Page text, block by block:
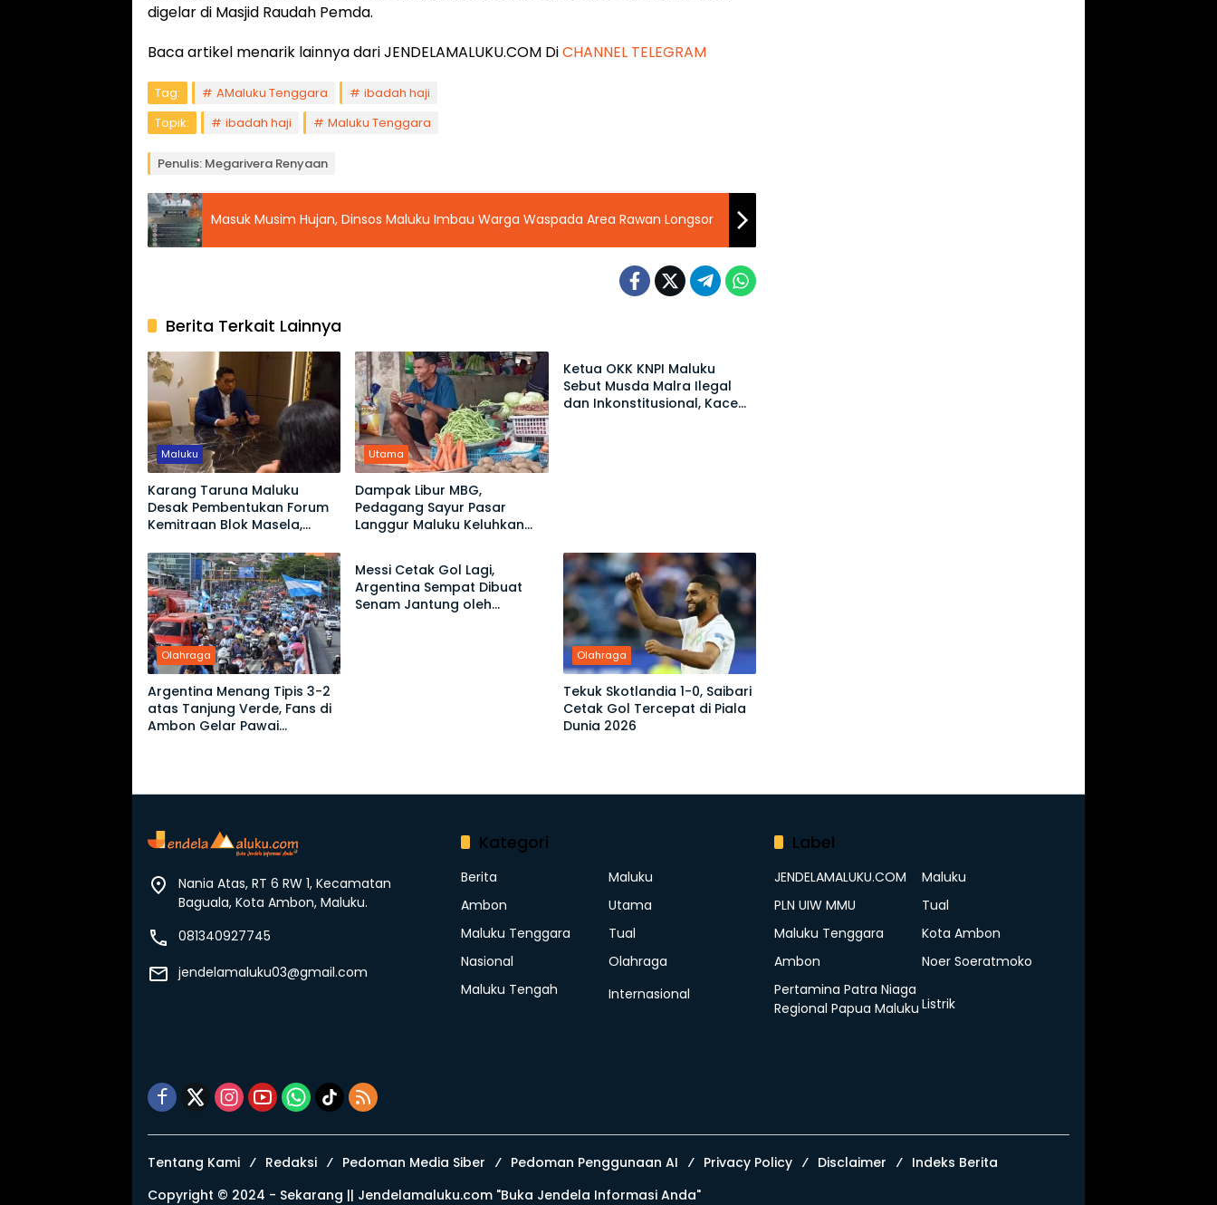
digelar di Masjid Raudah Pemda.
Baca artikel menarik lainnya dari JENDELAMALUKU.COM DiCHANNEL TELEGRAM
Tag: AMaluku Tenggara
ibadah haji
Topik:
ibadah haji Maluku Tenggara
Penulis: Megarivera Renyaan
Masuk Musim Hujan, Dinsos Maluku Imbau Warga Waspada Area Rawan Longsor
Berita Terkait Lainnya
Maluku
Karang Taruna Maluku
Desak Pembentukan Forum
Kemitraan Blok Masela,
Sekadar Jadi Penonton
Utama
Dampak Libur MBG,
Pedagang Sayur Pasar
Langgur Maluku Keluhkan
Ketua OKK KNPI Maluku
Sebut Musda Malra Ilegal
dan Inkonstitusional, Kace
Olahraga
Argentina Menang Tipis 3-2
atas Tanjung Verde, Fans di
Ambon Gelar Pawai
Olahraga
Messi Cetak Gol Lagi,
Argentina Sempat Dibuat
Senam Jantung oleh
Olahraga
Tekuk Skotlandia 1-0, Saibari
Cetak Gol Tercepat di Piala
Dunia 2026
Nania Atas, RT 6 RW 1, Kecamatan
Baguala, Kota Ambon, Maluku.
081340927745
jendelamaluku03@gmail.com
Kategori
Berita
Maluku
Ambon
Utama
Maluku Tenggara
Tual
Nasional
Olahraga
Maluku Tengah
Internasional
Label
JENDELAMALUKU.COM
Maluku
PLN UIW MMU
Tual
Maluku Tenggara
Kota Ambon
Ambon
Noer Soeratmoko
Pertamina Patra Niaga
Regional Papua Maluku Listrik
Tentang Kami Redaksi Pedoman Media Siber Pedoman Penggunaan AI Privacy Policy Disclaimer
Indeks Berita
Copyright © 2024 - Sekarang || Jendelamaluku.com "Buka Jendela Informasi Anda"